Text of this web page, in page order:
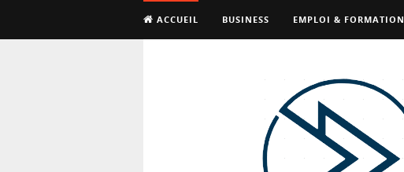
ACCUEIL BUSINESS EMPLOI & FORMATION